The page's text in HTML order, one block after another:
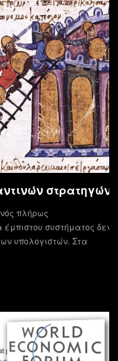
στρατηγών
πλήρως
συστήματος δεν
υπολογιστών. Στα